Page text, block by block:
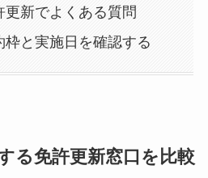
新でよくある質問
枠と実施日を確認する
る免許更新窓口を比較